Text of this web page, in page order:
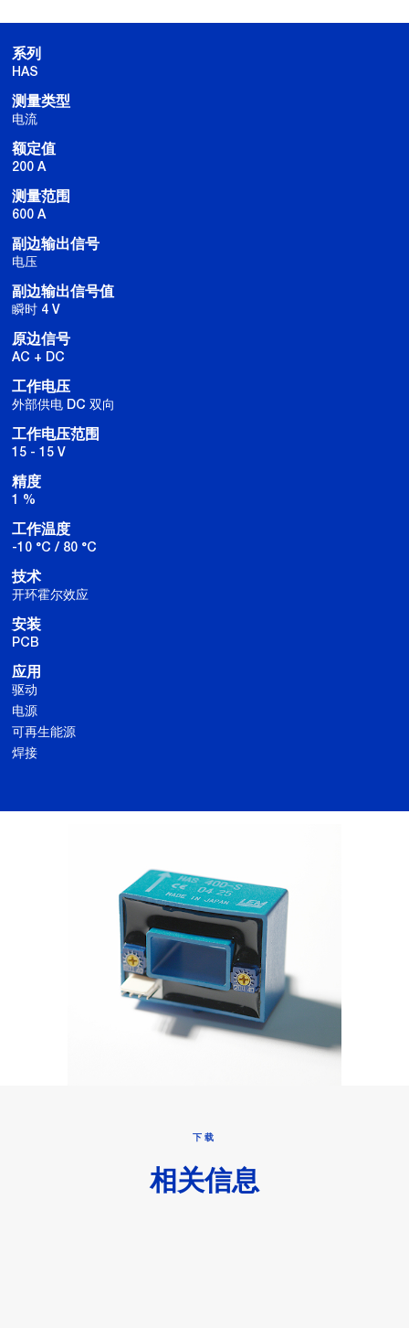
系列
HAS
测量类型
电流
额定值
200 A
测量范围
600 A
副边输出信号
电压
副边输出信号值
瞬时 4 V
原边信号
AC + DC
工作电压
外部供电 DC 双向
工作电压范围
15 - 15 V
精度
1 %
工作温度
-10 °C / 80 °C
技术
开环霍尔效应
安装
PCB
应用
驱动
电源
可再生能源
焊接
下载
相关信息